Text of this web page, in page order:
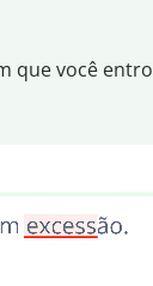
que você